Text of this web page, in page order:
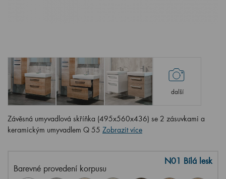
další
Závěsná umyvadlová skříňka (495x560x436) se 2 zásuvkami a
keramickým umyvadlem Q 55 Zobrazit více
Barevné provedení korpusu
N01 Bílá lesk